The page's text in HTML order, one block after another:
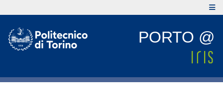
PORTO @